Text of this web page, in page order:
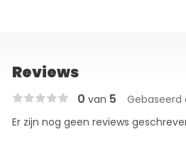
Reviews
0 van 5 Gebaseerd
Er zijn nog geen reviews